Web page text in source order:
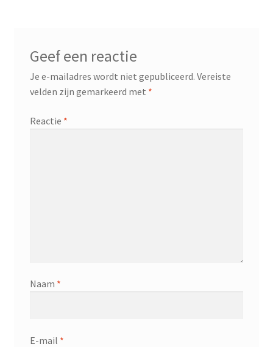
Geef een reactie
Je e-mailadres wordt niet gepubliceerd. Vereiste
velden zijn gemarkeerd met *
Reactie *
Naam *
E-mail *